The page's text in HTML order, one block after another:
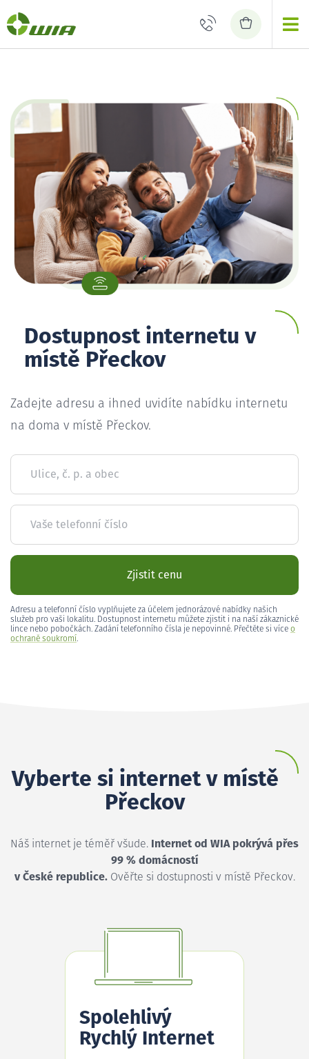
Dostupnost internetu v
místě Přeckov
Zadejte adresu a ihned uvidíte nabídku internetu
na doma v místě Přeckov.
Ulice, č. p. a obec
Vaše telefonní číslo
Zjistit cenu
Adresu a telefonní číslo vyplňujete za účelem jednorázové nabídky našich
služeb pro vaši lokalitu. Dostupnost internetu můžete zjistit i na naší zákaznické
lince nebo pobočkách. Zadání telefonního čísla je nepovinné. Přečtěte si více o
ochraně soukromí.
Vyberte si internet v místě
Přeckov
Náš internet je téměř všude. Internet od WIA pokrývá přes
99 % domácností
v České republice.Ověřte si dostupnosti v místě Přeckov.
Spolehlivý
Rychlý Internet